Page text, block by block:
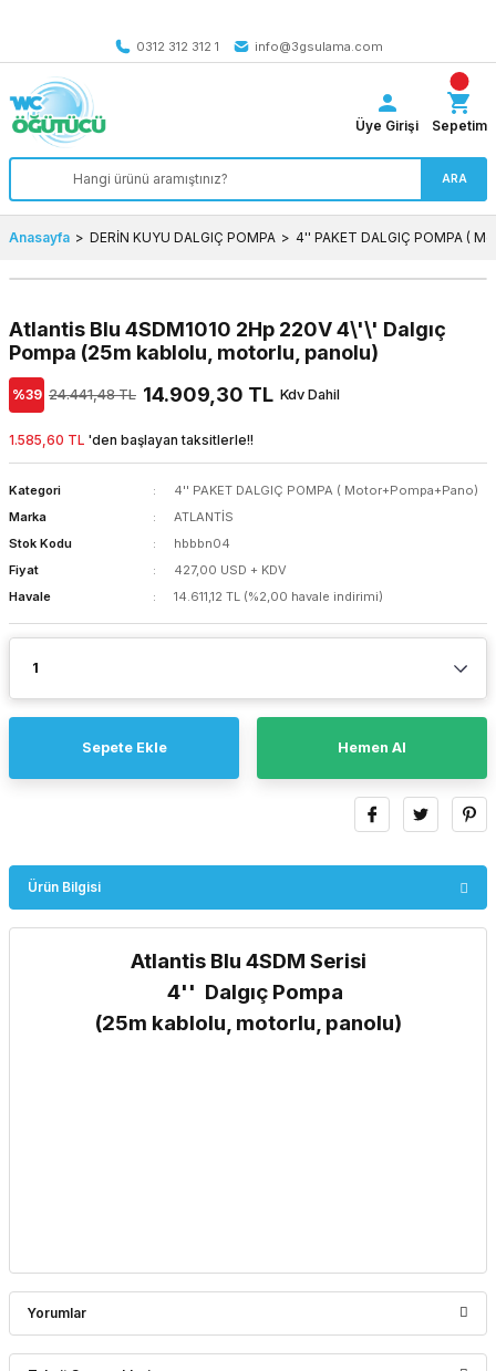
0312 312 312 1
info@3gsulama.com
ARA
Üye Girişi Sepetim
Anasayfa DERİN KUYU DALGIÇ POMPA 4'' PAKET DALGIÇ POMPA (
Atlantis Blu 4SDM1010 2Hp 220V 4\'\' Dalgıç
Pompa (25m kablolu, motorlu, panolu)
%39 24.441,48 TL 14.909,30 TL Kdv Dahil
1.585,60 TL 'den başlayan taksitlerle!!
Kategori
4'' PAKET DALGIÇ POMPA ( Motor+Pompa+Pano)
Marka
ATLANTİS
Stok Kodu
hbbbn04
Fiyat
427,00 USD + KDV
Havale
14.611,12 TL (%2,00 havale indirimi)
Sepete Ekle Hemen Al
Ürün Bilgisi
Atlantis Blu 4SDM Serisi
4'' Dalgıç Pompa
(25m kablolu, motorlu, panolu)
Yorumlar